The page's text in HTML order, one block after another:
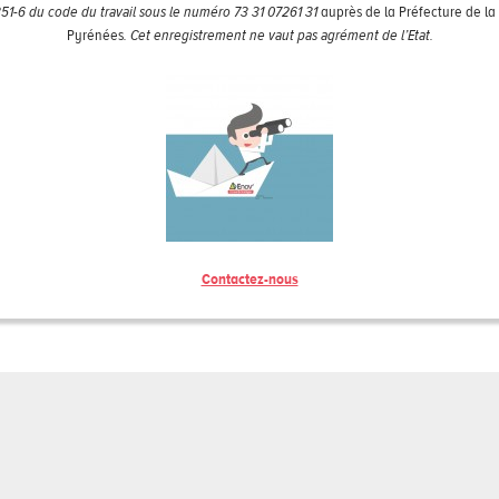
6 du code du travail sous le numéro 73 31 07261 31auprès de la Préfecture de
Pyrénées. Cet enregistrement ne vaut pas agrément de l’Etat.
Contactez-nous